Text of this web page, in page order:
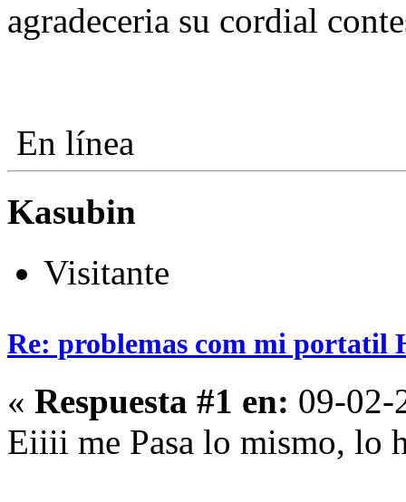
agradeceria su cordial
En línea
Kasubin
Visitante
Re: problemas com mi portatil
« Respuesta #1 en: 09-02-
Eiiii me Pasa lo mismo, lo